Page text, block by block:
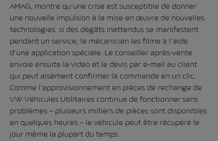
AMAG, montre qu’une crise est susceptible de donner
une nouvelle impulsion à la mise en œuvre de nouvelles
technologies: si des dégâts inattendus se manifestent
pendant un service, le mécanicien les filme à l’aide
d’une application spéciale. Le conseiller après-vente
envoie ensuite la vidéo et le devis par e-mail au client
qui peut aisément confirmer la commande en un clic.
Comme l’approvisionnement en pièces de rechange de
VW Véhicules Utilitaires continue de fonctionner sans
problèmes – plusieurs milliers de pièces sont disponibles
en quelques heures – le véhicule peut être récupéré le
jour même la plupart du temps.